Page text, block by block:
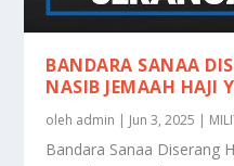
BANDARA SANAA
NASIB JEMAAH HAJI
oleh admin | Jun 3, 2025 |
Bandara Sanaa Diserang